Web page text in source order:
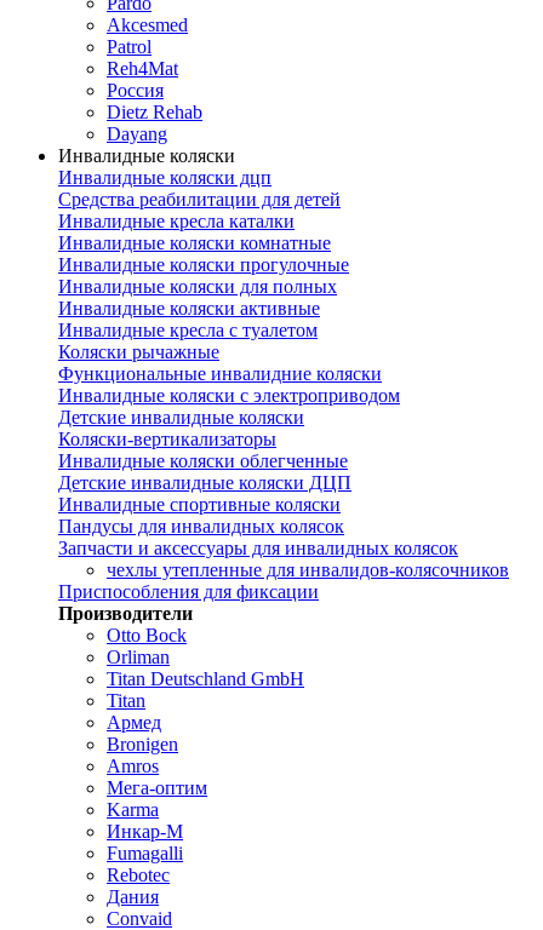
Akcesmed
Patrol
Reh4Mat
Россия
Dietz Rehab
Dayang
Инвалидные коляски
Инвалидные коляски дцп
Средства реабилитации для детей
Инвалидные кресла каталки
Инвалидные коляски комнатные
Инвалидные коляски прогулочные
Инвалидные коляски для полных
Инвалидные коляски активные
Инвалидные кресла с туалетом
Коляски рычажные
Функциональные инвалидние коляски
Инвалидные коляски с электроприводом
Детские инвалидные коляски
Коляски-вертикализаторы
Инвалидные коляски облегченные
Детские инвалидные коляски ДЦП
Инвалидные спортивные коляски
Пандусы для инвалидных колясок
Запчасти и аксессуары для инвалидных колясок
чехлы утепленные для инвалидов-колясочников
Приспособления для фиксации
Производители
Otto Bock
Orliman
Titan Deutschland GmbH
Titan
Армед
Bronigen
Amros
Мега-оптим
Karma
Инкар-М
Fumagalli
Rebotec
Дания
Convaid